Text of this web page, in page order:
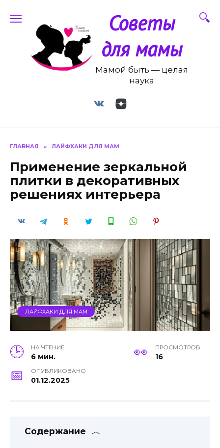
содержанию
Советы
для мамы
Мамой быть — целая
наука
ГЛАВНАЯ » ЛАЙФХАКИ ДЛЯ МАМ
Применение зеркальной
плитки в декоративных
решениях интерьера
ЛАЙФХАКИ ДЛЯ МАМ
НА ЧТЕНИЕ
6 мин.
ПРОСМОТРОВ
16
ОПУБЛИКОВАНО
01.12.2025
Содержание